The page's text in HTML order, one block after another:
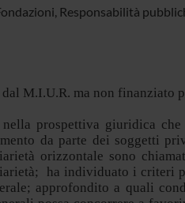
Responsabilità
M.I.U.R. ma non
prospettiva giuridica
da parte dei soggetti
orizzontale sono
ha individuato i criteri
approfondito a quali